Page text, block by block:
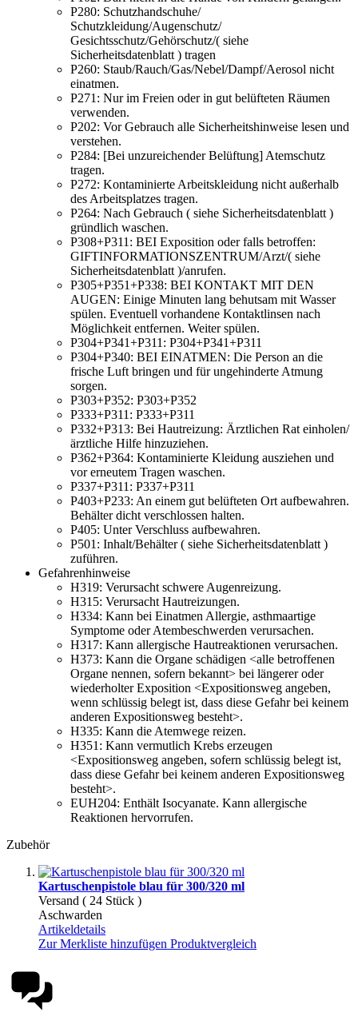
P280: Schutzhandschuhe/
Schutzkleidung/Augenschutz/
Gesichtsschutz/Gehörschutz/( siehe
Sicherheitsdatenblatt ) tragen
P260: Staub/Rauch/Gas/Nebel/Dampf/Aerosol nicht
einatmen.
P271: Nur im Freien oder in gut belüfteten Räumen
verwenden.
P202: Vor Gebrauch alle Sicherheitshinweise lesen und
verstehen.
P284: [Bei unzureichender Belüftung] Atemschutz
tragen.
P272: Kontaminierte Arbeitskleidung nicht außerhalb
des Arbeitsplatzes tragen.
P264: Nach Gebrauch ( siehe Sicherheitsdatenblatt )
gründlich waschen.
P308+P311: BEI Exposition oder falls betroffen:
GIFTINFORMATIONSZENTRUM/Arzt/( siehe
Sicherheitsdatenblatt )/anrufen.
P305+P351+P338: BEI KONTAKT MIT DEN
AUGEN: Einige Minuten lang behutsam mit Wasser
spülen. Eventuell vorhandene Kontaktlinsen nach
Möglichkeit entfernen. Weiter spülen.
P304+P341+P311: P304+P341+P311
P304+P340: BEI EINATMEN: Die Person an die
frische Luft bringen und für ungehinderte Atmung
sorgen.
P303+P352: P303+P352
P333+P311: P333+P311
P332+P313: Bei Hautreizung: Ärztlichen Rat einholen/
ärztliche Hilfe hinzuziehen.
P362+P364: Kontaminierte Kleidung ausziehen und
vor erneutem Tragen waschen.
P337+P311: P337+P311
P403+P233: An einem gut belüfteten Ort aufbewahren.
Behälter dicht verschlossen halten.
P405: Unter Verschluss aufbewahren.
P501: Inhalt/Behälter ( siehe Sicherheitsdatenblatt )
zuführen.
Gefahrenhinweise
H319: Verursacht schwere Augenreizung.
H315: Verursacht Hautreizungen.
H334: Kann bei Einatmen Allergie, asthmaartige
Symptome oder Atembeschwerden verursachen.
H317: Kann allergische Hautreaktionen verursachen.
H373: Kann die Organe schädigen <alle betroffenen
Organe nennen, sofern bekannt> bei längerer oder
wiederholter Exposition <Expositionsweg angeben,
wenn schlüssig belegt ist, dass diese Gefahr bei keinem
anderen Expositionsweg besteht>.
H335: Kann die Atemwege reizen.
H351: Kann vermutlich Krebs erzeugen
<Expositionsweg angeben, sofern schlüssig belegt ist,
dass diese Gefahr bei keinem anderen Expositionsweg
besteht>.
EUH204: Enthält Isocyanate. Kann allergische
Reaktionen hervorrufen.
Zubehör
Kartuschenpistole blau für 300/320 ml
Versand ( 24 Stück )
Aschwarden
Artikeldetails
Zur Merkliste hinzufügen Produktvergleich